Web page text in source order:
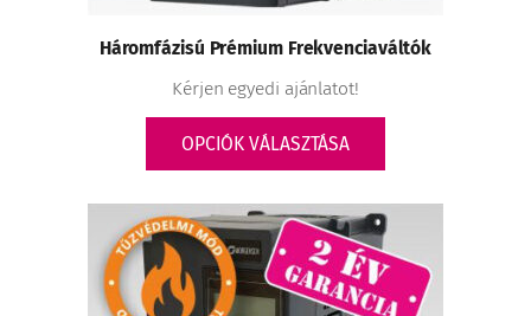
Háromfázisú Prémium Frekvenciaváltók
Kérjen egyedi ajánlatot!
OPCIÓK VÁLASZTÁSA